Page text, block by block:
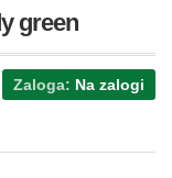
green
Zaloga: Na zalogi